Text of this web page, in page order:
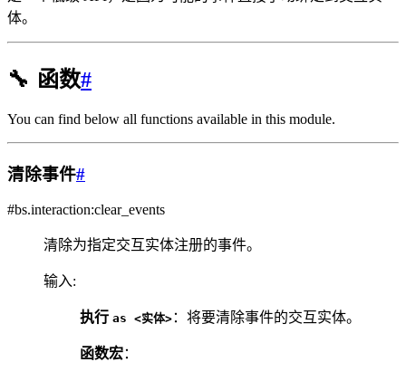
体。
🔧 函数#
You can find below all functions available in this module.
清除事件#
#bs.interaction:clear_events
清除为指定交互实体注册的事件。
输入:
执行 as <实体> ：将要清除事件的交互实体。
函数宏：